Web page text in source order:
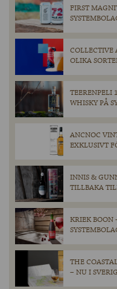
FIRST
COLLECTIVE
OLIKA
TEERENPELI
WHISKY PÅ
ANCNOC
EXKLUSIVT
INNIS &
TILLBAKA
KRIEK BOON
THE
– NU I